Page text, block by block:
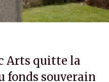
Arts quitte la
fonds souverain